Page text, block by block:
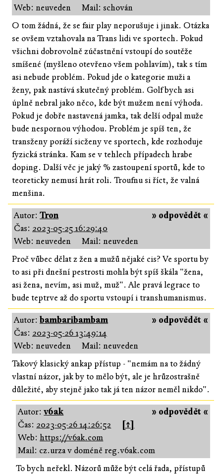
Web: neuveden
Mail: schován
O tom žádná, že se fair play neporušuje i jinak. Otázka
se ovšem vztahovala na Trans lidi ve sportech. Pokud
všichni dobrovolně zúčastnění vstoupí do soutěže
smíšené (myšleno otevřeno všem pohlavím), tak s tím
asi nebude problém. Pokud jde o kategorie muži a
ženy, pak nastává skutečný problém. Golf bych asi
úplně nebral jako něco, kde být mužem není výhoda.
Pokud je dobře nastavená jamka, tak delší odpal muže
bude nespornou výhodou. Problém je spíš ten, že
transženy poráží sicženy ve sportech, kde rozhoduje
fyzická stránka. Kam se v tehlech případech hrabe
doping. Další věc je jaký % zastoupení sportů, kde to
teoreticky nemusí hrát roli. Troufnu si říct, že valná
menšina.
» odpovědět «
Autor: Tron
Čas: 2023-05-25 16:29:40
Web: neuveden
Mail: neuveden
Proč vůbec dělat z žen a mužů nějaké cis? Ve sportu by
to asi při dnešní pestrosti mohla být spíš škála "žena,
asi žena, nevím, asi muž, muž". Ale pravá legrace to
bude teptrve až do sportu vstoupí i transhumanismus.
» odpovědět «
Autor: bambaribambam
Čas: 2023-05-26 13:49:14
Web: neuveden
Mail: neuveden
Takový klasický ankap přístup - "nemám na to žádný
vlastní názor, jak by to mělo být, ale je hrůzostrašně
důležité, aby stejně jako tak já ten názor neměl nikdo".
» odpovědět «
Autor:v6ak
Čas: 2023-05-26 14:26:52
[↑]
Web:https://v6ak.com
Mail: cz.urza v doméně reg.v6ak.com
To bych neřekl. Názorů může být celá řada, přístupů